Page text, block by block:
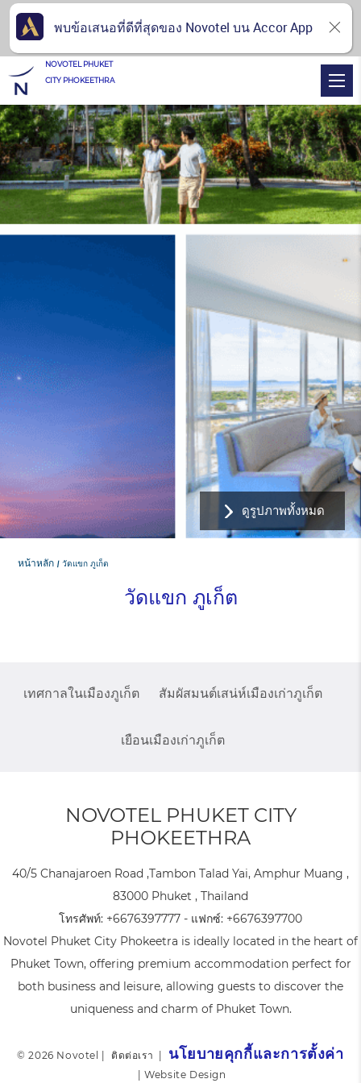
ดูรูปภาพทั้งหมด
หน้าหลัก วัดแขก ภูเก็ต
วัดแขก ภูเก็ต
เทศกาลในเมืองภูเก็ต สัมผัสมนต์เสน่ห์เมืองเก่าภูเก็ต
เยือนเมืองเก่าภูเก็ต
NOVOTEL PHUKET CITY
PHOKEETHRA
40/5 Chanajaroen Road ,Tambon Talad Yai, Amphur Muang ,
83000 Phuket , Thailand
โทรศัพท์: +6676397777 - แฟกซ์: +6676397700
Novotel Phuket City Phokeetra is ideally located in the heart of
Phuket Town, offering premium accommodation perfect for
both business and leisure, allowing guests to discover the
uniqueness and charm of Phuket Town.
© 2026 Novotel | ติดต่อเรา นโยบายคุกกี้และการตั้งค่า
|Website Design
NOVOTEL PHUKET
CITY PHOKEETHRA
พบข้อเสนอที่ดีที่สุดของ Novotel บน Accor App